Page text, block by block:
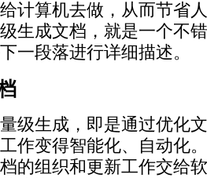
计算机去做，从而节省
生成文档，就是一个不
一段落进行详细描述。
级生成，即是通过优化
作变得智能化、自动化
的组织和更新工作交给